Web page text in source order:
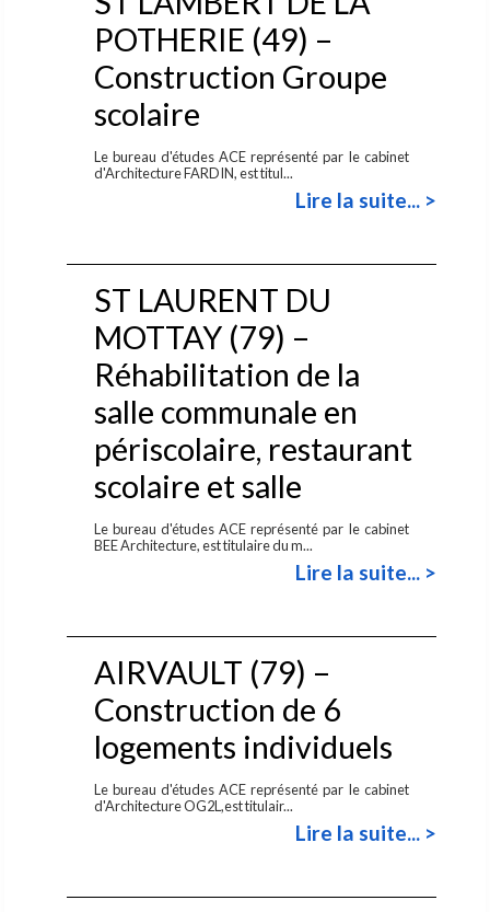
POTHERIE (49) –
Construction Groupe
scolaire
Le bureau d'études ACE représenté par le cabinet
d'Architecture FARDIN, est titul...
Lire la suite... >
ST LAURENT DU
MOTTAY (79) –
Réhabilitation de la
salle communale en
périscolaire, restaurant
scolaire et salle
Le bureau d'études ACE représenté par le cabinet
BEE Architecture, est titulaire du m...
Lire la suite... >
AIRVAULT (79) –
Construction de 6
logements individuels
Le bureau d'études ACE représenté par le cabinet
d'Architecture OG2L,est titulair...
Lire la suite... >